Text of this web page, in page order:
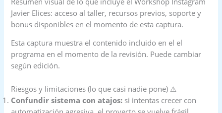
Javier Elices: acceso al taller, recursos previos, soporte y
bonus disponibles en el momento de esta captura.
Esta captura muestra el contenido incluido en el el
programa en el momento de la revisión. Puede cambiar
según edición.
Riesgos y limitaciones (lo que casi nadie pone) ⚠️
Confundir sistema con atajos: si intentas crecer con